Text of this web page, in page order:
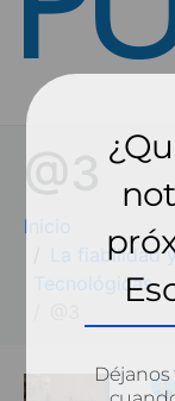
Inicio
La fiabilidad
Tecnológicas